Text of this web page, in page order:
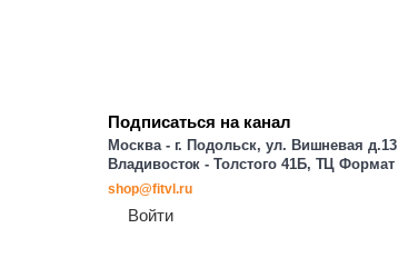
Подписаться на канал
Москва - г. Подольск, ул. Вишневая д.13
Владивосток - Толстого 41Б, ТЦ Формат
shop@fitvl.ru
Войти